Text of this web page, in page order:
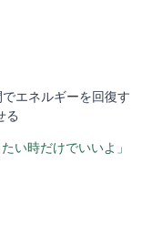
エネルギーを回復す
る
い時だけでいいよ」